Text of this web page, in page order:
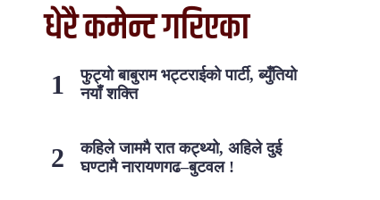
धेरै कमेन्ट गरिएका
फुट्यो बाबुराम भट्टराईको पार्टी, ब्युँतियो
नयाँ शक्ति
कहिले जाममै रात कट्थ्यो, अहिले दुई
घण्टामै नारायणगढ–बुटवल !